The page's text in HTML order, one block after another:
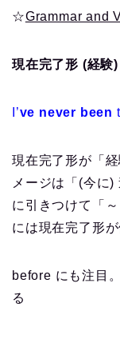
☆Grammar and
現在完了形 (経験)
I’ve never been
現在完了形が「
メージは「(今に
に引きつけて「
には現在完了形
before にも注目
る